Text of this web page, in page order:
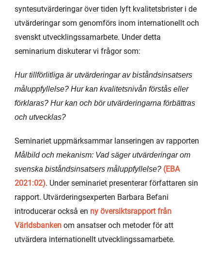
syntesutvärderingar över tiden lyft kvalitetsbrister i de
utvärderingar som genomförs inom internationellt och
svenskt utvecklingssamarbete. Under detta
seminarium diskuterar vi frågor som:
Hur tillförlitliga är utvärderingar av biståndsinsatsers
måluppfyllelse? Hur kan kvalitetsnivån förstås eller
förklaras? Hur kan och bör utvärderingarna förbättras
och utvecklas?
Seminariet uppmärksammar lanseringen av rapporten
Målbild och mekanism: Vad säger utvärderingar om
svenska biståndsinsatsers måluppfyllelse? (EBA
2021:02). Under seminariet presenterar författaren sin
rapport. Utvärderingsexperten Barbara Befani
introducerar också en ny översiktsrapport från
Världsbanken om ansatser och metoder för att
utvärdera internationellt utvecklingssamarbete.